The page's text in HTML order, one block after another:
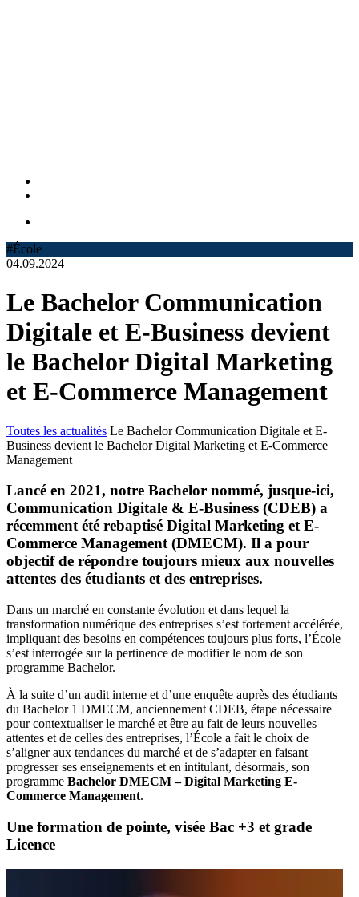
#École
04.09.2024
Le Bachelor Communication
Digitale et E-Business devient
le Bachelor Digital Marketing
et E-Commerce Management
Toutes les actualités Le Bachelor Communication Digitale et E-
Business devient le Bachelor Digital Marketing et E-Commerce
Management
Lancé en 2021, notre Bachelor nommé, jusque-ici,
Communication Digitale & E-Business (CDEB) a
récemment été rebaptisé Digital Marketing et E-
Commerce Management (DMECM). Il a pour
objectif de répondre toujours mieux aux nouvelles
attentes des étudiants et des entreprises.
Dans un marché en constante évolution et dans lequel la
transformation numérique des entreprises s’est fortement accélérée,
impliquant des besoins en compétences toujours plus forts, l’École
s’est interrogée sur la pertinence de modifier le nom de son
programme Bachelor.
À la suite d’un audit interne et d’une enquête auprès des étudiants
du Bachelor 1 DMECM, anciennement CDEB, étape nécessaire
pour contextualiser le marché et être au fait de leurs nouvelles
attentes et de celles des entreprises, l’École a fait le choix de
s’aligner aux tendances du marché et de s’adapter en faisant
progresser ses enseignements et en intitulant, désormais, son
programme Bachelor DMECM – Digital Marketing E-
Commerce Management.
Une formation de pointe, visée Bac +3 et grade
Licence